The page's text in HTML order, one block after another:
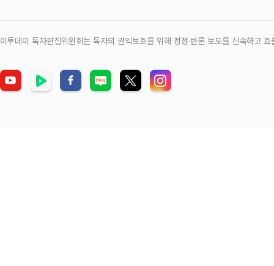
이투데이 독자편집위원회는 독자의 권익보호를 위해 정정‧반론 보도를 신속하고